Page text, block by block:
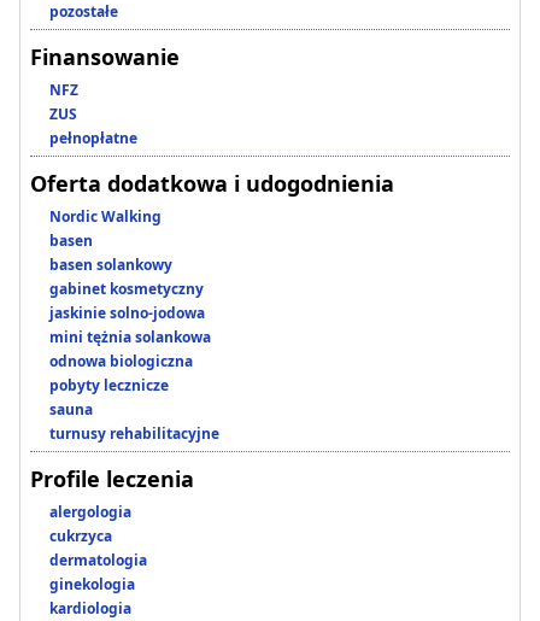
pozostałe
Finansowanie
NFZ
ZUS
pełnopłatne
Oferta dodatkowa i udogodnienia
Nordic Walking
basen
basen solankowy
gabinet kosmetyczny
jaskinie solno-jodowa
mini tężnia solankowa
odnowa biologiczna
pobyty lecznicze
sauna
turnusy rehabilitacyjne
Profile leczenia
alergologia
cukrzyca
dermatologia
ginekologia
kardiologia